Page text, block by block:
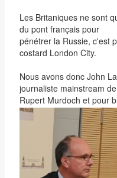
Les Britaniques ne sont
du pont français pour
pénétrer la Russie, c'est
costard London City.
Nous avons donc John
journaliste mainstream de
Rupert Murdoch et pour